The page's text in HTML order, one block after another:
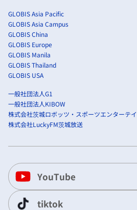
GLOBIS Asia Pacific
GLOBIS Asia Campus
GLOBIS China
GLOBIS Europe
GLOBIS Manila
GLOBIS Thailand
GLOBIS USA
一般社団法人G1
一般社団法人KIBOW
株式会社茨城ロボッツ・スポーツエンターテ
株式会社LuckyFM茨城放送
YouTube
tiktok